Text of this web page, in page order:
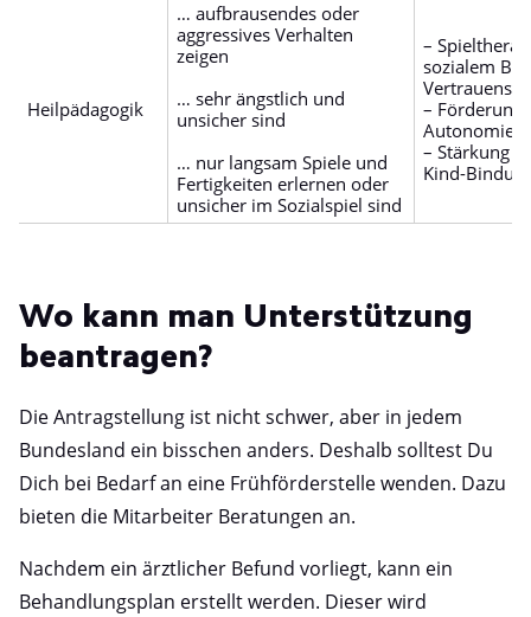
Heilpädagogik
… aufbrausendes oder
aggressives Verhalten
zeigen
… sehr ängstlich und
unsicher sind
… nur langsam Spiele und
Fertigkeiten erlernen oder
unsicher im Sozialspiel sind
–
sozialem
– Förderung
Autonomie
– Stärkung
Kind-
Wo kann man Unterstützung
beantragen?
Die Antragstellung ist nicht schwer, aber in jedem
Bundesland ein bisschen anders. Deshalb solltest Du
Dich bei Bedarf an eine Frühförderstelle wenden. Dazu
bieten die Mitarbeiter Beratungen an.
Nachdem ein ärztlicher Befund vorliegt, kann ein
Behandlungsplan erstellt werden. Dieser wird